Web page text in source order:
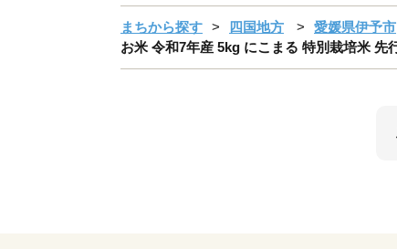
まちから探す 四国地方 愛媛県伊予市
お米 令和7年産 5kg にこまる 特別栽培米 先